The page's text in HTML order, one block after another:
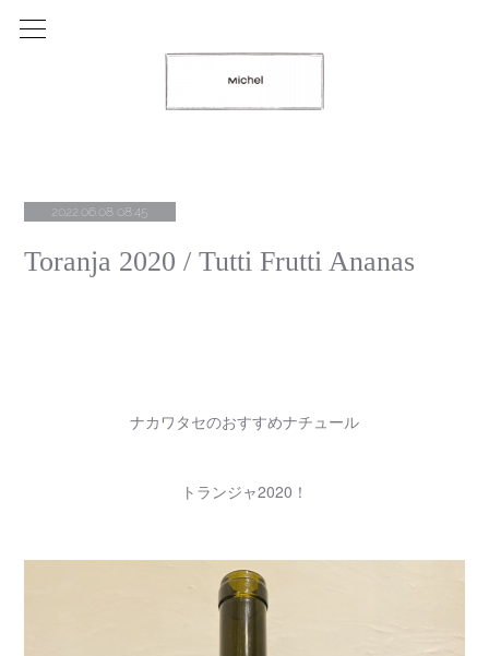
2022.06.08 08:45
Toranja 2020 / Tutti Frutti Ananas
ナカワタセのおすすめナチュール
トランジャ2020！